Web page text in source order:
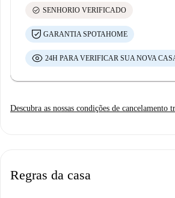
check_circle SENHORIO VERIFICADO
GARANTIA SPOTAHOME
24H PARA VERIFICAR SUA NOVA
Descubra as nossas condições de cancelamento
Regras da casa